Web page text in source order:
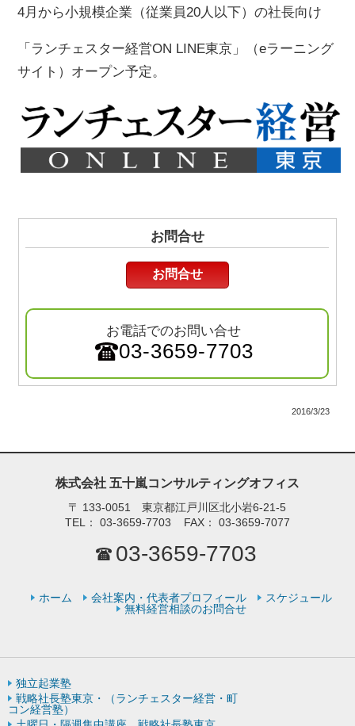
4月から小規模企業（従業員20人以下）の社長向け
「ランチェスター経営ON LINE東京」（eラーニング
サイト）オープン予定。
お問合せ
お問合せ
お電話でのお問い合せ
03-3659-7703
2016/3/23
株式会社 五十嵐コンサルティングオフィス
〒 133-0051 東京都江戸川区北小岩6-21-5
TEL：
03-3659-7703 FAX： 03-3659-7077
03-3659-7703
ホーム 会社案内・代表者プロフィール
スケジュール
無料経営相談のお問合せ
独立起業塾
戦略社長塾東京・（ランチェスター経営・町
コン経営塾）